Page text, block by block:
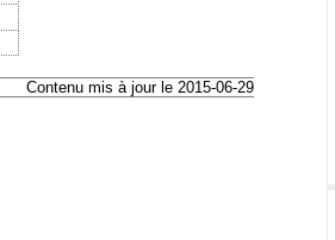
Contenu mis à jour le 2015-06-29